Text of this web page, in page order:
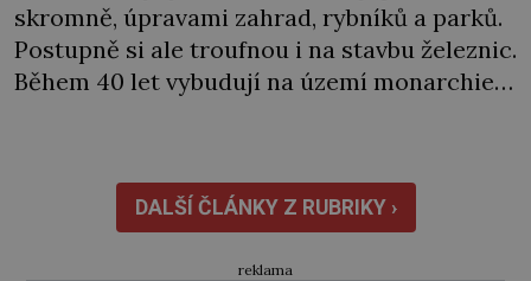
skromně, úpravami zahrad, rybníků a parků.
Postupně si ale troufnou i na stavbu železnic.
Během 40 let vybudují na území monarchie
ducha zdědí bratři Kleinové po otci
Johannovi (1756–1835), který má malý statek
na Jesenicku […]
DALŠÍ ČLÁNKY Z RUBRIKY ›
reklama